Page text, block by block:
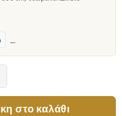
—
στο καλάθι